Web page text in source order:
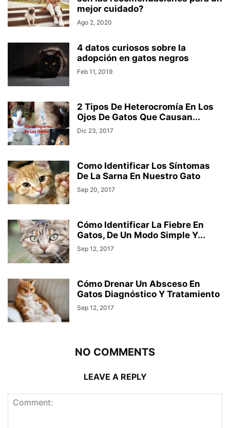
mejor cuidado?
Ago 2, 2020
4 datos curiosos sobre la
adopción en gatos negros
Feb 11, 2019
2 Tipos De Heterocromía En Los
Ojos De Gatos Que Causan...
Dic 23, 2017
Como Identificar Los Síntomas
De La Sarna En Nuestro Gato
Sep 20, 2017
Cómo Identificar La Fiebre En
Gatos, De Un Modo Simple Y...
Sep 12, 2017
Cómo Drenar Un Absceso En
Gatos Diagnóstico Y Tratamiento
Sep 12, 2017
NO COMMENTS
LEAVE A REPLY